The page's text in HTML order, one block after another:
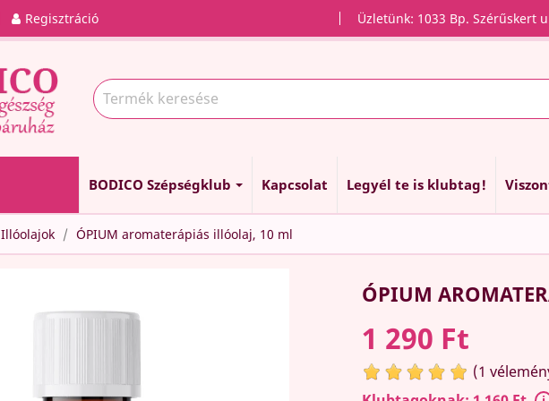
Regisztráció Üzletünk: 1033 Bp. Szérűskert
BODICO Szépségklub Kapcsolat Legyél te is klubtag!
Illóolajok ÓPIUM aromaterápiás illóolaj, 10 ml
ÓPIUM
1 290 Ft
(1